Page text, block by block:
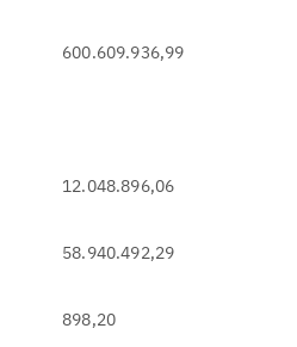
600.609.936,99
12.048.896,06
58.940.492,29
898,20